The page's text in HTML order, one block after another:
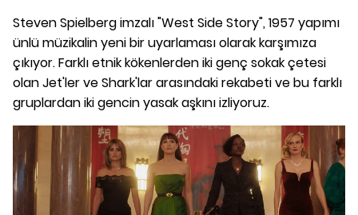
Steven Spielberg imzalı "West Side Story", 1957 yapımı
ünlü müzikalin yeni bir uyarlaması olarak karşımıza
çıkıyor. Farklı etnik kökenlerden iki genç sokak çetesi
olan Jet'ler ve Shark'lar arasındaki rekabeti ve bu farklı
gruplardan iki gencin yasak aşkını izliyoruz.